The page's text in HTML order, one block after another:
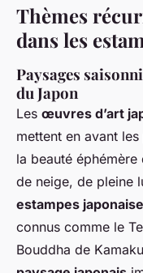
Thèmes
dans les
Paysages
du Japon
Les œuvres d’art
mettent en avant
la beauté
de neige, de pleine
estampes
connus comme le
Bouddha de